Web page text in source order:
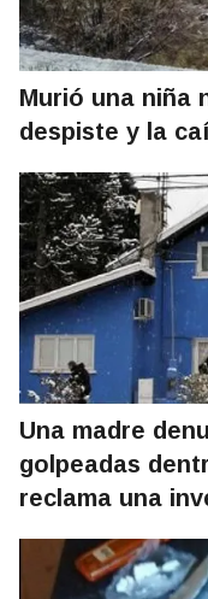
Murió una niña
despiste y la
Una madre
golpeadas
reclama una